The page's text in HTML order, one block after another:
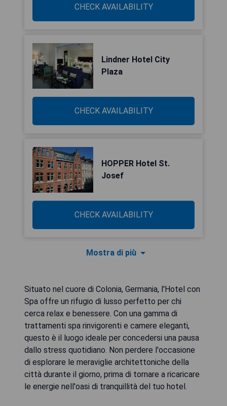
CHECK AVAILABILITY
Lindner Hotel City
Plaza
CHECK AVAILABILITY
HOPPER Hotel St.
Josef
CHECK AVAILABILITY
Mostra di più
Situato nel cuore di Colonia, Germania, l'Hotel con
Spa offre un rifugio di lusso perfetto per chi
cerca relax e benessere. Con una gamma di
trattamenti spa rinvigorenti e camere eleganti,
questo è il luogo ideale per concedersi una pausa
dallo stress quotidiano. Non perdere l'occasione
di esplorare le meraviglie architettoniche della
città durante il giorno, prima di tornare a ricaricare
le energie nell'oasi di tranquillità del tuo hotel.